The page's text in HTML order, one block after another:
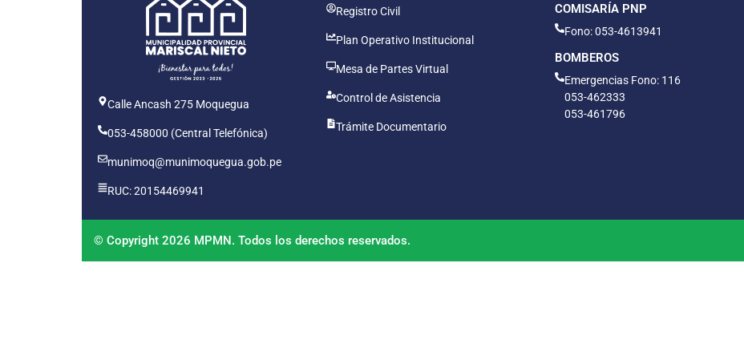
Calle Ancash 275 Moquegua
053-458000 (Central Telefónica)
munimoq@munimoquegua.gob.pe
RUC: 20154469941
Registro Civil
Plan Operativo Institucional
Mesa de Partes Virtual
Control de Asistencia
Trámite Documentario
COMISARÍA PNP
Fono: 053-4613941
BOMBEROS
Emergencias Fono: 116
053-462333
053-461796
© Copyright 2026 MPMN. Todos los derechos reservados.